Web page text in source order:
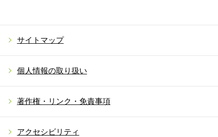
サイトマップ
個人情報の取り扱い
著作権・リンク・免責事項
アクセシビリティ